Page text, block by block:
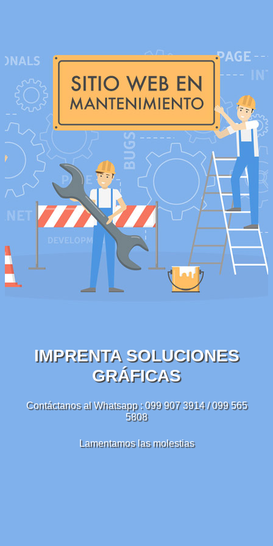
IMPRENTA SOLUCIONES
GRÁFICAS
Contáctanos al Whatsapp : 099 907 3914 / 099 565
5808
Lamentamos las molestias